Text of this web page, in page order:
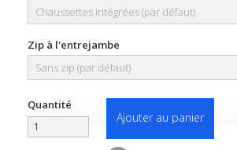
Zip à l'entrejambe
Quantité
Ajouter au panier